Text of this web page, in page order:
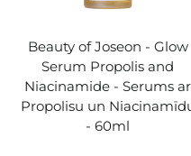
Beauty of Joseon - Glow
Serum Propolis and
Niacinamide - Serums ar
Propolisu un
- 60ml